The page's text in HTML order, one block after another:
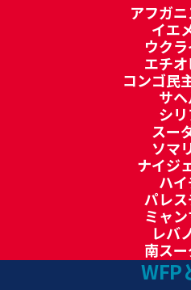
アフガ
イエ
ウク
エチ
コンゴ民
サ
シ
スー
ソマ
ナイジ
ハ
パレ
ミャ
レバ
南ス
WFP